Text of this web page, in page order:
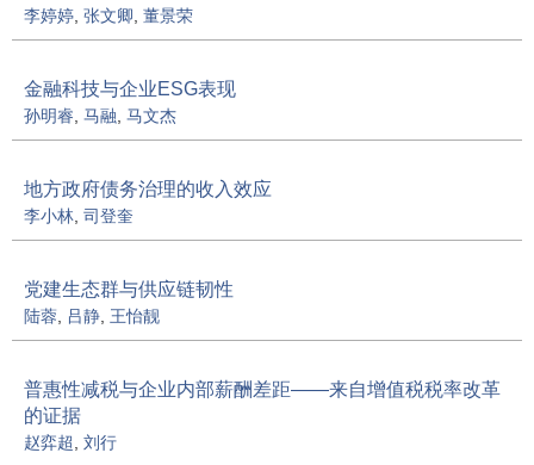
李婷婷 张文卿 董景荣
金融科技与企业ESG表现
孙明睿 马融 马文杰
地方政府债务治理的收入效应
李小林 司登奎
党建生态群与供应链韧性
陆蓉 吕静 王怡靓
普惠性减税与企业内部薪酬差距——来自增值税税率改革
的证据
赵弈超 刘行